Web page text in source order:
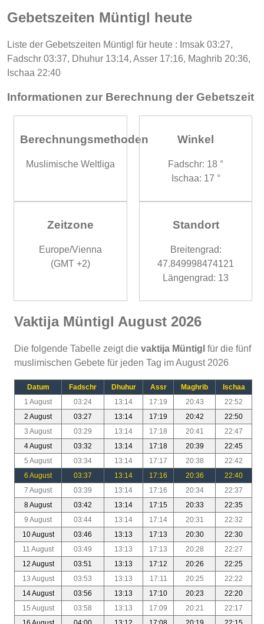
Gebetszeiten Müntigl heute
Liste der Gebetszeiten Müntigl für heute : Imsak 03:27,
Fadschr 03:37, Dhuhur 13:14, Asser 17:16, Maghrib 20:36,
Ischaa 22:40
Informationen zur Berechnung der Gebetszeit
Berechnungsmethoden
Muslimische Weltliga
Winkel
Fadschr: 18 °
Ischaa: 17 °
Zeitzone
Europe/Vienna
(GMT +2)
Standort
Breitengrad:
47.849998474121
Längengrad: 13
Vaktija Müntigl August 2026
Die folgende Tabelle zeigt die vaktija Müntigl für die fünf
muslimischen Gebete für jeden Tag im August 2026
Datum Fadschr Dhuhur Assr Maghrib
Ischaa
1 August
03:24 13:14 17:19 20:43
22:52
2 August
03:27 13:14 17:19 20:42
22:50
3 August
03:29 13:14 17:18 20:41
22:47
4 August
03:32 13:14 17:18 20:39
22:45
5 August
03:34 13:14 17:17 20:38
22:42
6 August
03:37 13:14 17:16 20:36
22:40
7 August
03:39 13:14 17:16 20:34
22:37
8 August
03:42 13:14 17:15 20:33
22:35
9 August
03:44 13:14 17:14 20:31
22:32
10 August
03:46 13:13 17:13 20:30
22:30
11 August
03:49 13:13 17:13 20:28
22:27
12 August
03:51 13:13 17:12 20:26
22:25
13 August
03:53 13:13 17:11 20:25
22:22
14 August
03:56 13:13 17:10 20:23
22:20
15 August
03:58 13:13 17:09 20:21
22:17